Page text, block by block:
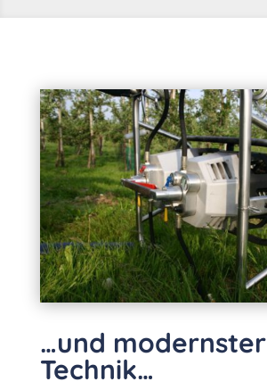
…und modernster
Technik…